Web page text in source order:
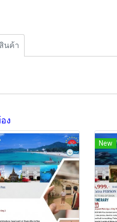
นค้า
ง
New